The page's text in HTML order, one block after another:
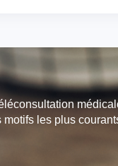
les plus